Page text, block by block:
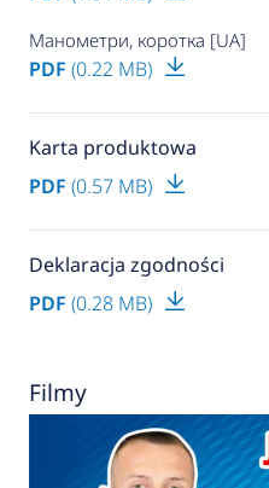
Манометри, коротка [UA]
PDF (0.22 MB)
Karta produktowa
PDF (0.57 MB)
Deklaracja zgodności
PDF (0.28 MB)
Filmy